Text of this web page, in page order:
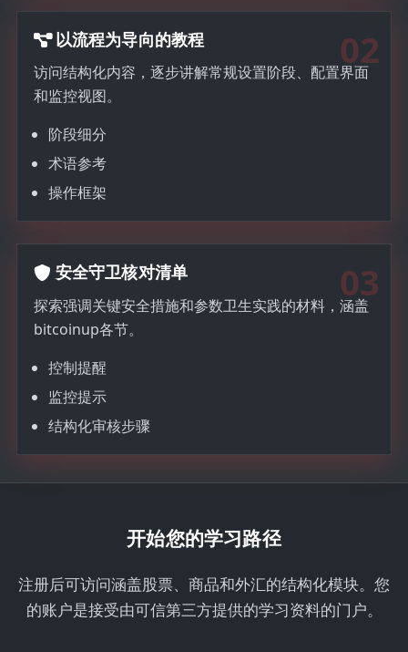
02
以流程为导向的教程
访问结构化内容，逐步讲解常规设置阶段、配置界面
和监控视图。
阶段细分
术语参考
操作框架
03
安全守卫核对清单
探索强调关键安全措施和参数卫生实践的材料，涵盖
bitcoinup各节。
控制提醒
监控提示
结构化审核步骤
开始您的学习路径
注册后可访问涵盖股票、商品和外汇的结构化模块。您
的账户是接受由可信第三方提供的学习资料的门户。